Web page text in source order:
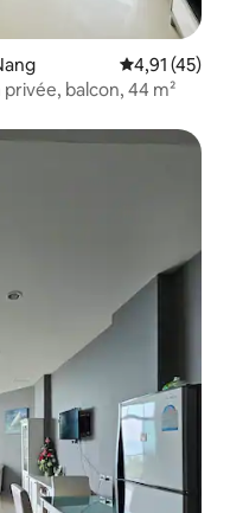
Évaluation
4,91 (45)
balcon, 44 m²